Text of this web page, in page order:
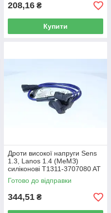
208,16 ₴
Купити
Дроти високої напруги Sens
1.3, Lanos 1.4 (МеМЗ)
силіконові T1311-3707080 AT
Готово до відправки
344,51 ₴